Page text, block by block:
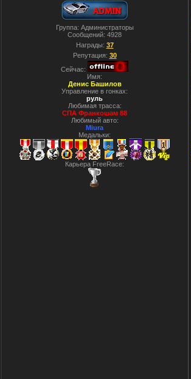
Группа: Администраторы
Сообщений: 4928
Награды: 37
Репутация: 30
Сейчас:
Имя:
Денис Башилов
Управление в гонках:
руль
Любимая трасса:
СПА Франкошам 88
Любимый авто:
Miura
Медальки:
Карьера FreeRace: